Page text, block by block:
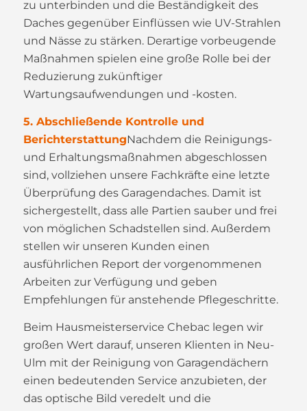
zu unterbinden und die Beständigkeit des
Daches gegenüber Einflüssen wie UV-Strahlen
und Nässe zu stärken. Derartige vorbeugende
Maßnahmen spielen eine große Rolle bei der
Reduzierung zukünftiger
Wartungsaufwendungen und -kosten.
5. Abschließende Kontrolle und
BerichterstattungNachdem die Reinigungs-
und Erhaltungsmaßnahmen abgeschlossen
sind, vollziehen unsere Fachkräfte eine letzte
Überprüfung des Garagendaches. Damit ist
sichergestellt, dass alle Partien sauber und frei
von möglichen Schadstellen sind. Außerdem
stellen wir unseren Kunden einen
ausführlichen Report der vorgenommenen
Arbeiten zur Verfügung und geben
Empfehlungen für anstehende Pflegeschritte.
Beim Hausmeisterservice Chebac legen wir
großen Wert darauf, unseren Klienten in Neu-
Ulm mit der Reinigung von Garagendächern
einen bedeutenden Service anzubieten, der
das optische Bild veredelt und die